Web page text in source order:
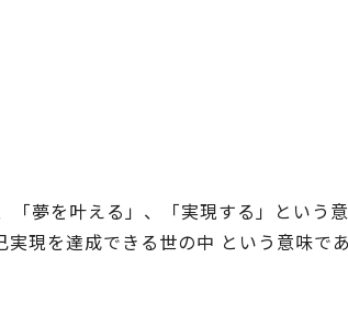
夢を叶える」、「実現する」という
現を達成できる世の中 という意味で